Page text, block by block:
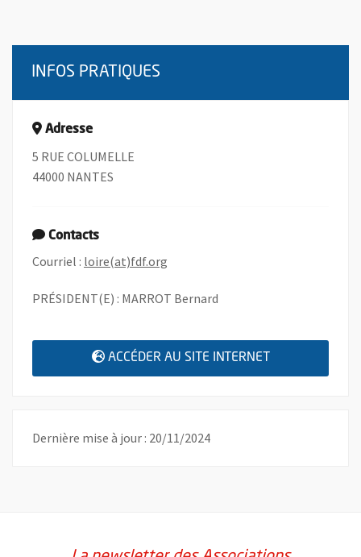
INFOS PRATIQUES
Adresse
5 RUE COLUMELLE
44000 NANTES
Contacts
Courriel : loire(at)fdf.org
PRÉSIDENT(E) : MARROT Bernard
ACCÉDER AU SITE INTERNET , OUVRE UNE
Dernière mise à jour : 20/11/2024